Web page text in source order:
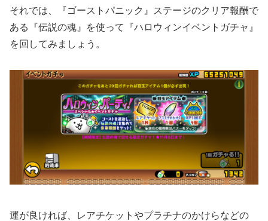
それでは、『ゴーストパニック』ステージのクリア報酬で
ある『伝説の魂』を使って『ハロウィンイベントガチャ』
を回してみましょう。
運が良ければ、レアチケットやプラチナのかけらなどの